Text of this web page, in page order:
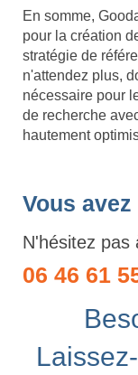
En somme,
pour la création
stratégie de
n'attendez plus,
nécessaire pour
de recherche
hautement
Vous
N'hésitez pas
06 46 61